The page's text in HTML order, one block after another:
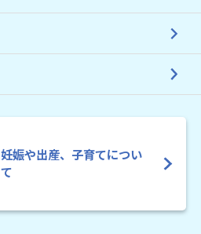
妊娠や出産、子育てについ
て